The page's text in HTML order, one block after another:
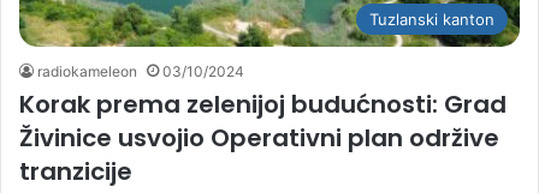
Tuzlanski kanton
radiokameleon 03/10/2024
Korak prema zelenijoj budućnosti: Grad
Živinice usvojio Operativni plan održive
tranzicije